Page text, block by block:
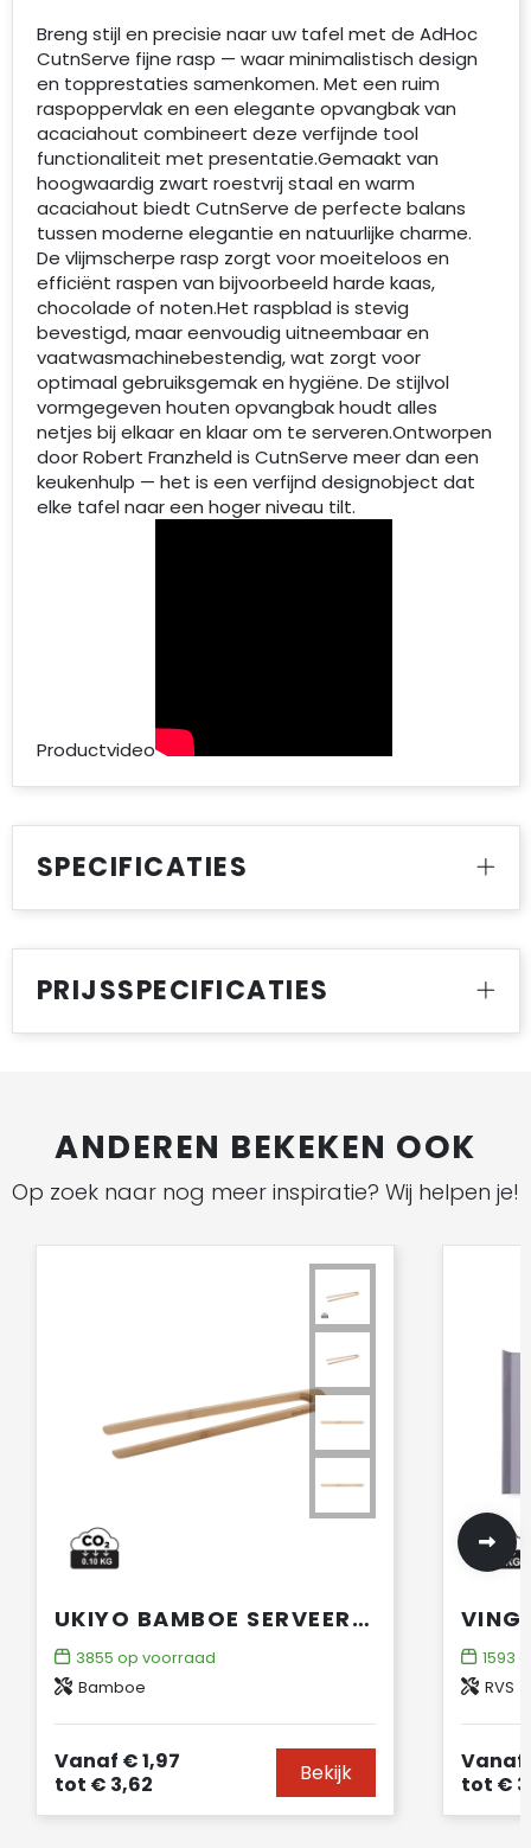
Breng stijl en precisie naar uw tafel met de AdHoc
CutnServe fijne rasp — waar minimalistisch design
en topprestaties samenkomen. Met een ruim
raspoppervlak en een elegante opvangbak van
acaciahout combineert deze verfijnde tool
functionaliteit met presentatie.Gemaakt van
hoogwaardig zwart roestvrij staal en warm
acaciahout biedt CutnServe de perfecte balans
tussen moderne elegantie en natuurlijke charme.
De vlijmscherpe rasp zorgt voor moeiteloos en
efficiënt raspen van bijvoorbeeld harde kaas,
chocolade of noten.Het raspblad is stevig
bevestigd, maar eenvoudig uitneembaar en
vaatwasmachinebestendig, wat zorgt voor
optimaal gebruiksgemak en hygiëne. De stijlvol
vormgegeven houten opvangbak houdt alles
netjes bij elkaar en klaar om te serveren.Ontworpen
door Robert Franzheld is CutnServe meer dan een
keukenhulp — het is een verfijnd designobject dat
elke tafel naar een hoger niveau tilt.
Productvideo
SPECIFICATIES
PRIJSSPECIFICATIES
ANDEREN BEKEKEN OOK
Op zoek naar nog meer inspiratie? Wij helpen je!
UKIYO BAMBOE SERVEERTANG
3855 op voorraad
Bamboe
Vanaf € 1,97
tot € 3,62 Bekijk
1593
RVS
Vanaf
tot €